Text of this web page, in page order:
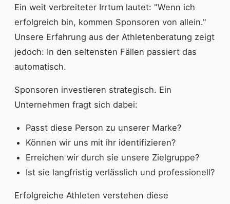
Ein weit verbreiteter Irrtum lautet: "Wenn ich
erfolgreich bin, kommen Sponsoren von allein."
Unsere Erfahrung aus der Athletenberatung zeigt
jedoch: In den seltensten Fällen passiert das
automatisch.
Sponsoren investieren strategisch. Ein
Unternehmen fragt sich dabei:
Passt diese Person zu unserer Marke?
Können wir uns mit ihr identifizieren?
Erreichen wir durch sie unsere Zielgruppe?
Ist sie langfristig verlässlich und professionell?
Erfolgreiche Athleten verstehen diese